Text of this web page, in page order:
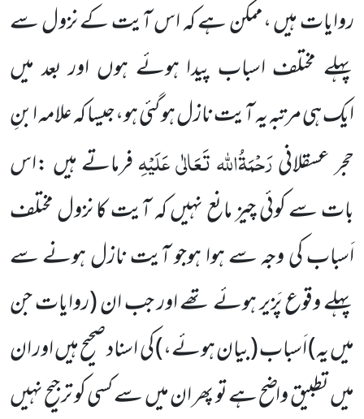
روایات ہیں ،ممکن ہے کہ اس آیت کے نزول سے
پہلے مختلف اسباب پیدا ہوئے ہوں اور بعد میں
ایک ہی مرتبہ یہ آیت نازل ہو گئی ہو،جیسا کہ علامہ ابنِ
حجر عسقلانیرَحْمَۃُاللہ تَعَالٰی عَلَیْہِفرماتے ہیں :اس
بات سے کوئی چیز مانع نہیں کہ آیت کا نزول مختلف
اَسباب کی وجہ سے ہوا ہوجو آیت نازل ہونے سے
پہلے وقوع پَزیر ہوئے تھے اور جب ان(روایات جن
میں یہ)اَسباب(بیان ہوئے،)کی اسناد صحیح ہیں اور ان
میں تطبیق واضح ہے تو پھر ان میں سے کسی کو ترجیح نہیں